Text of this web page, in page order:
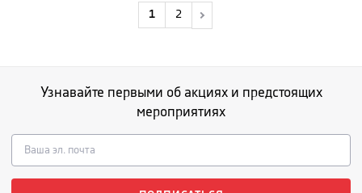
1 2
Узнавайте первыми об акциях и предстоящих
мероприятиях